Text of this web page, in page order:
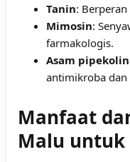
Tanin:
Mimosin:
farmakologis.
Asam
antimikroba
Manfaat
Malu untuk